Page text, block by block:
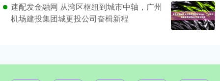
速配发金融网 从湾区枢纽到城市中轴，广州
机场建投集团城更投公司奋楫新程